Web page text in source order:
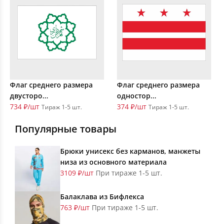
Флаг среднего размера
двусторо...
734 ₽/шт Тираж 1-5 шт.
Флаг среднего размера
одностор...
374 ₽/шт Тираж 1-5 шт.
Популярные товары
Брюки унисекс без карманов, манжеты
низа из основного материала
3109 ₽/шт При тираже 1-5 шт.
Балаклава из Бифлекса
763 ₽/шт При тираже 1-5 шт.